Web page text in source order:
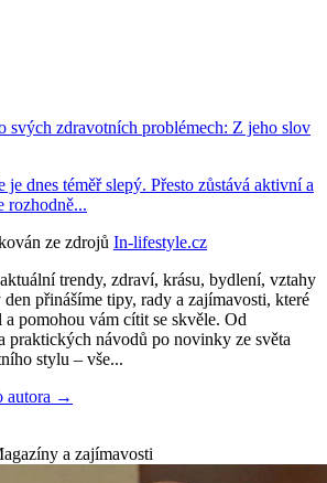
svých zdravotních problémech: Z jeho slov
dnes téměř slepý. Přesto zůstává aktivní a
rozhodně...
ze zdrojů In-lifestyle.cz
trendy, zdraví, krásu, bydlení, vztahy
přinášíme tipy, rady a zajímavosti, které
pomohou vám cítit se skvěle. Od
praktických návodů po novinky ze světa
stylu – vše...
autora →
a zajímavosti